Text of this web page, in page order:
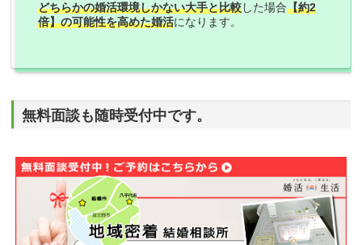
どちらかの婚活環境しかない大手と比較した場合【約2
倍】の可能性を高めた婚活になります。
無料面談も随時受付中です。